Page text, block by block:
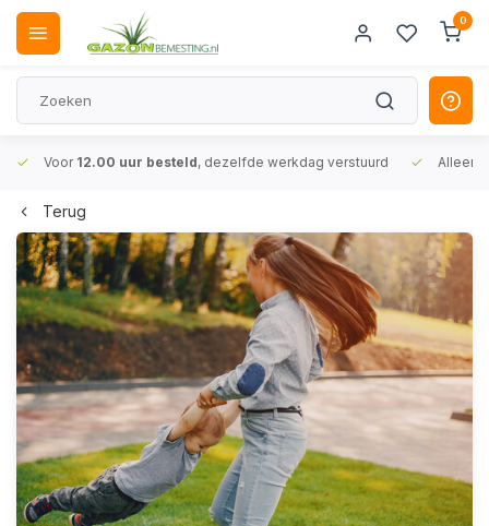
0
Voor 12.00 uur besteld, dezelfde werkdag verstuurd Alleen
Terug